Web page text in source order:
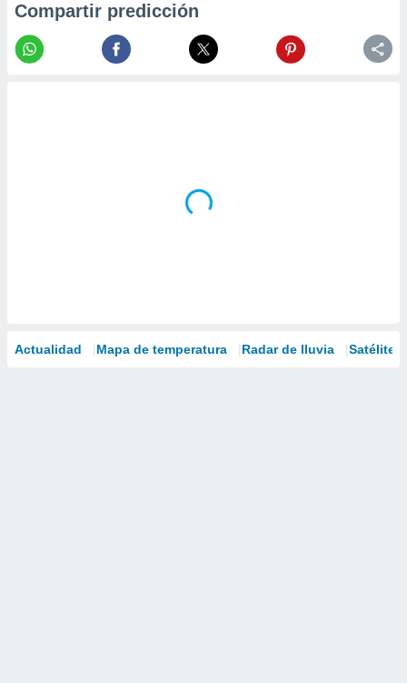
Compartir predicción
Actualidad Mapa de temperatura Radar de lluvia Satélites